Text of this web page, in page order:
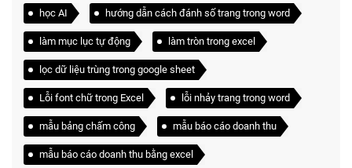
học AI hướng dẫn cách đánh số trang trong word
làm mục lục tự động làm tròn trong excel
lọc dữ liệu trùng trong google sheet
Lỗi font chữ trong Excel lỗi nhảy trang trong word
mẫu bảng chấm công mẫu báo cáo doanh thu
mẫu báo cáo doanh thu bằng excel